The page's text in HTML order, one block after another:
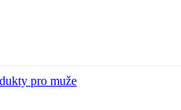
pro muže